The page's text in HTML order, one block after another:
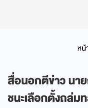
หน้
สื่อนอกตีข่าว นา
ชนะเลือกตั้งถล่ม